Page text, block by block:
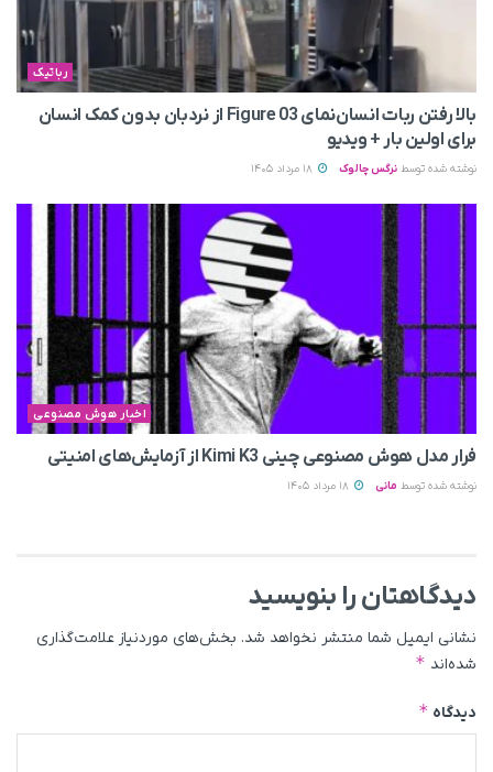
رباتیک
بالا رفتن ربات انسان‌نمای Figure 03 از نردبان بدون کمک انسان
برای اولین بار + ویدیو
نوشته شده توسط نرگس چالوک
اخبار هوش مصنوعی
فرار مدل هوش مصنوعی چینی Kimi K3 از آزمایش‌های امنیتی
نوشته شده توسط مانی
دیدگاهتان را بنویسید
نشانی ایمیل شما منتشر نخواهد شد. بخش‌های موردنیاز علامت‌گذاری
شده‌اند *
دیدگاه *